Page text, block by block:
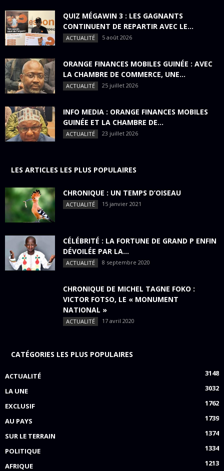
QUIZ MÉGAWIN 3 : LES GAGNANTS
CONTINUENT DE REPARTIR AVEC LE...
ACTUALITÉ 5 août 2026
ORANGE FINANCES MOBILES GUINÉE : AVEC
LA CHAMBRE DE COMMERCE, UNE...
ACTUALITÉ 25 juillet 2026
INFO MEDIA : ORANGE FINANCES MOBILES
GUINÉE ET LA CHAMBRE DE...
ACTUALITÉ 23 juillet 2026
LES ARTICLES LES PLUS POPULAIRES
CHRONIQUE : UN TEMPS D’OISEAU
ACTUALITÉ 15 janvier 2021
CÉLÉBRITÉ : LA FORTUNE DE GRAND P ENFIN
DÉVOILÉE PAR LA...
ACTUALITÉ 8 septembre 2020
CHRONIQUE DE MICHEL TAGNE FOKO :
VICTOR FOTSO, LE « MONUMENT
NATIONAL »
ACTUALITÉ 17 avril 2020
CATÉGORIES LES PLUS POPULAIRES
ACTUALITÉ
3148
LA UNE
3032
EXCLUSIF
1762
AU PAYS
1739
SUR LE TERRAIN
1374
POLITIQUE
1334
AFRIQUE
1213